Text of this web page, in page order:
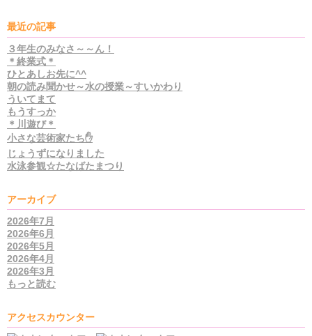
最近の記事
３年生のみなさ～～ん！
＊終業式＊
ひとあしお先に^^
朝の読み聞かせ～水の授業～すいかわり
ういてまて
もうすっか
＊川遊び＊
小さな芸術家たち✋
じょうずになりました
水泳参観☆たなばたまつり
アーカイブ
2026年7月
2026年6月
2026年5月
2026年4月
2026年3月
もっと読む
アクセスカウンター